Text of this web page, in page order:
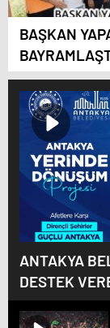
BAŞKAN
ANTAKYA
DESTEK